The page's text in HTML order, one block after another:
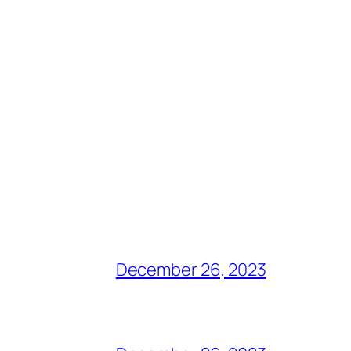
December 26, 2023